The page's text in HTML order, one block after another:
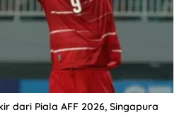
dari Piala AFF 2026, Singapura